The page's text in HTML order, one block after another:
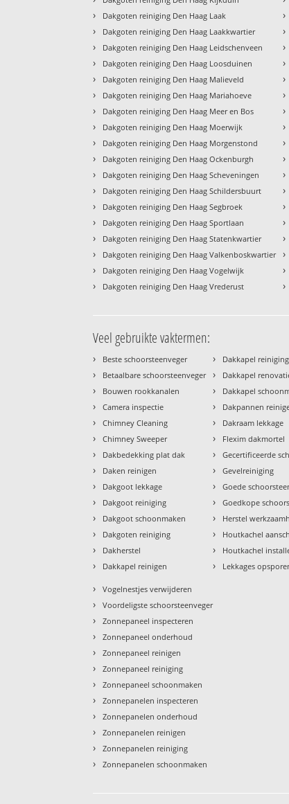
› Dakgoten reiniging Den Haag Laak
› Dakgoten reiniging Den Haag Laakkwartier
› Dakgoten reiniging Den Haag Leidschenveen
› Dakgoten reiniging Den Haag Loosduinen
› Dakgoten reiniging Den Haag Malieveld
› Dakgoten reiniging Den Haag Mariahoeve
› Dakgoten reiniging Den Haag Meer en Bos
› Dakgoten reiniging Den Haag Moerwijk
› Dakgoten reiniging Den Haag Morgenstond
› Dakgoten reiniging Den Haag Ockenburgh
› Dakgoten reiniging Den Haag Scheveningen
› Dakgoten reiniging Den Haag Schildersbuurt
› Dakgoten reiniging Den Haag Segbroek
› Dakgoten reiniging Den Haag Sportlaan
› Dakgoten reiniging Den Haag Statenkwartier
› Dakgoten reiniging Den Haag Valkenboskwartier
› Dakgoten reiniging Den Haag Vogelwijk
› Dakgoten reiniging Den Haag Vrederust
›
›
›
›
›
›
›
›
›
›
›
›
›
›
›
›
›
›
Veel gebruikte vaktermen:
› Beste schoorsteenveger
› Betaalbare schoorsteenveger
› Bouwen rookkanalen
› Camera inspectie
› Chimney Cleaning
› Chimney Sweeper
› Dakbedekking plat dak
› Daken reinigen
› Dakgoot lekkage
› Dakgoot reiniging
› Dakgoot schoonmaken
› Dakgoten reiniging
› Dakherstel
› Dakkapel reinigen
› Dakkapel reiniging
› Dakkapel
› Dakkapel
› Dakpannen
› Dakraam lekkage
› Flexim dakmortel
› Gecertificeerde
› Gevelreiniging
› Goede
› Goedkope
› Herstel
› Houtkachel
› Houtkachel
› Lekkages
› Vogelnestjes verwijderen
› Voordeligste schoorsteenveger
› Zonnepaneel inspecteren
› Zonnepaneel onderhoud
› Zonnepaneel reinigen
› Zonnepaneel reiniging
› Zonnepaneel schoonmaken
› Zonnepanelen inspecteren
› Zonnepanelen onderhoud
› Zonnepanelen reinigen
› Zonnepanelen reiniging
› Zonnepanelen schoonmaken